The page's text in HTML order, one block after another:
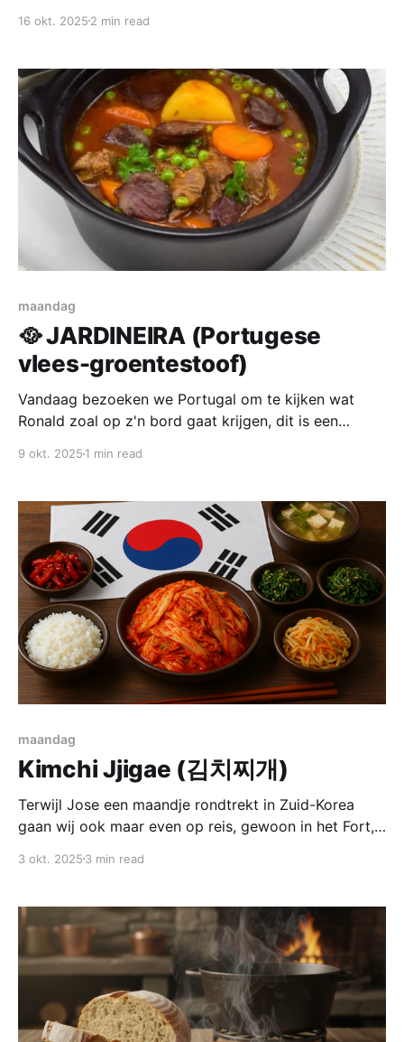
herder nodig, die herder krijgt honger en dus is de
deze gemaakt met vlees van schaap of lam,
16 okt. 2025 2 min read
maandag
🥘 JARDINEIRA (Portugese
vlees-groentestoof)
Vandaag bezoeken we Portugal om te kijken wat
Ronald zoal op z'n bord gaat krijgen, dit is een
talla, el material y el
9 okt. 2025 1 min read
maandag
Kimchi Jjigae (김치찌개)
Terwijl Jose een maandje rondtrekt in Zuid-Korea
gaan wij ook maar even op reis, gewoon in het Fort,
te denken uit deze keuken, het is een gefermenteerde
kan zijn van
3 okt. 2025 3 min read